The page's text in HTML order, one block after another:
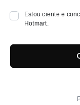
Estou ciente e
Hotmart.